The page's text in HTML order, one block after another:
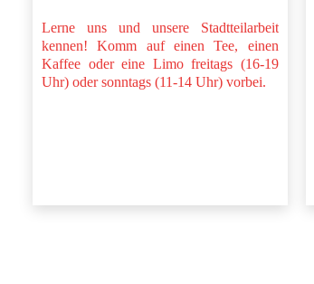
Lerne uns und unsere Stadtteilarbeit
kennen! Komm auf einen Tee, einen
Kaffee oder eine Limo freitags (16-19
Uhr) oder sonntags (11-14 Uhr) vorbei.